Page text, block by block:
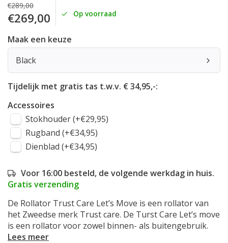
€289,00
€269,00 Op voorraad
Maak een keuze
Black
Tijdelijk met gratis tas t.w.v. € 34,95,-:
Accessoires
Stokhouder (+€29,95)
Rugband (+€34,95)
Dienblad (+€34,95)
Voor 16:00 besteld, de volgende werkdag in huis.
Gratis verzending
De Rollator Trust Care Let’s Move is een rollator van
het Zweedse merk Trust care. De Turst Care Let’s move
is een rollator voor zowel binnen- als buitengebruik.
Lees meer